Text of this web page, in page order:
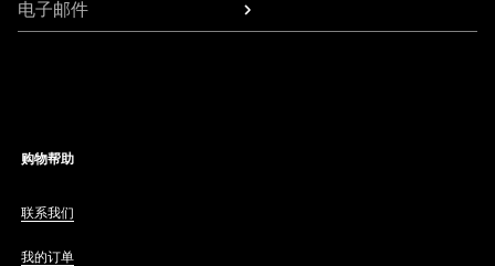
电子邮件
购物帮助
联系我们
我的订单